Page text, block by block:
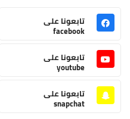
تابعونا على
facebook
تابعونا على
youtube
تابعونا على
snapchat